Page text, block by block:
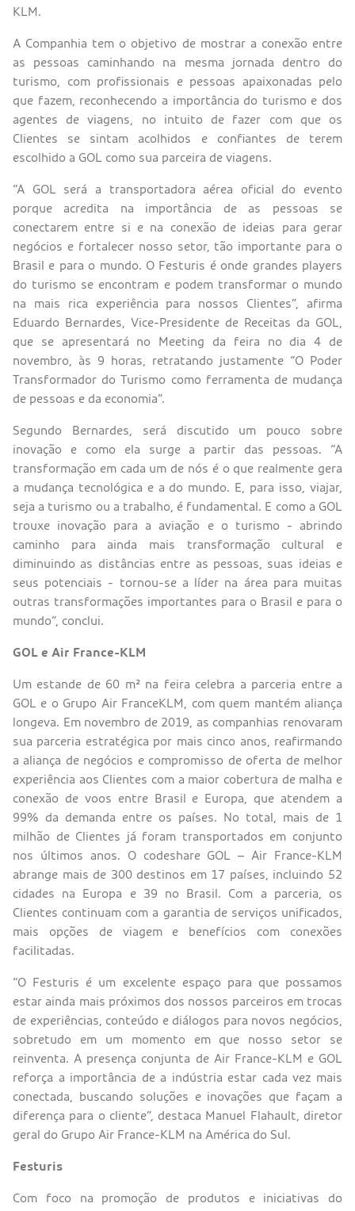
KLM.
A Companhia tem o objetivo de mostrar a conexão entre
as pessoas caminhando na mesma jornada dentro do
turismo, com profissionais e pessoas apaixonadas pelo
que fazem, reconhecendo a importância do turismo e dos
agentes de viagens, no intuito de fazer com que os
Clientes se sintam acolhidos e confiantes de terem
escolhido a GOL como sua parceira de viagens.
“A GOL será a transportadora aérea oficial do evento
porque acredita na importância de as pessoas se
conectarem entre si e na conexão de ideias para gerar
negócios e fortalecer nosso setor, tão importante para o
Brasil e para o mundo. O Festuris é onde grandes players
do turismo se encontram e podem transformar o mundo
na mais rica experiência para nossos Clientes”, afirma
Eduardo Bernardes, Vice-Presidente de Receitas da GOL,
que se apresentará no Meeting da feira no dia 4 de
novembro, às 9 horas, retratando justamente “O Poder
Transformador do Turismo como ferramenta de mudança
de pessoas e da economia”.
Segundo Bernardes, será discutido um pouco sobre
inovação e como ela surge a partir das pessoas. “A
transformação em cada um de nós é o que realmente gera
a mudança tecnológica e a do mundo. E, para isso, viajar,
seja a turismo ou a trabalho, é fundamental. E como a GOL
trouxe inovação para a aviação e o turismo - abrindo
caminho para ainda mais transformação cultural e
diminuindo as distâncias entre as pessoas, suas ideias e
seus potenciais - tornou-se a líder na área para muitas
outras transformações importantes para o Brasil e para o
mundo”, conclui.
GOL e Air France-KLM
Um estande de 60 m² na feira celebra a parceria entre a
GOL e o Grupo Air FranceKLM, com quem mantém aliança
longeva. Em novembro de 2019, as companhias renovaram
sua parceria estratégica por mais cinco anos, reafirmando
a aliança de negócios e compromisso de oferta de melhor
experiência aos Clientes com a maior cobertura de malha e
conexão de voos entre Brasil e Europa, que atendem a
99% da demanda entre os países. No total, mais de 1
milhão de Clientes já foram transportados em conjunto
nos últimos anos. O codeshare GOL – Air France-KLM
abrange mais de 300 destinos em 17 países, incluindo 52
cidades na Europa e 39 no Brasil. Com a parceria, os
Clientes continuam com a garantia de serviços unificados,
mais opções de viagem e benefícios com conexões
facilitadas.
“O Festuris é um excelente espaço para que possamos
estar ainda mais próximos dos nossos parceiros em trocas
de experiências, conteúdo e diálogos para novos negócios,
sobretudo em um momento em que nosso setor se
reinventa. A presença conjunta de Air France-KLM e GOL
reforça a importância de a indústria estar cada vez mais
conectada, buscando soluções e inovações que façam a
diferença para o cliente”, destaca Manuel Flahault, diretor
geral do Grupo Air France-KLM na América do Sul.
Festuris
Com foco na promoção de produtos e iniciativas do